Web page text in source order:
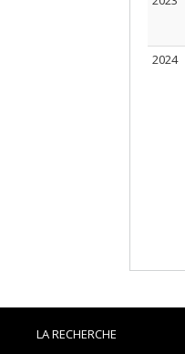
2024
LA RECHERCHE